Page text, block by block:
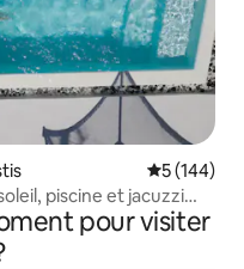
Évaluation
5 (144)
piscine et jacuzzi
pour visiter